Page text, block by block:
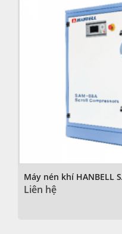
Máy nén khí HANBELL
Liên hệ